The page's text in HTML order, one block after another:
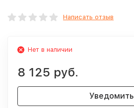
Написать отзыв
Нет в наличии
8 125 руб.
Уведомить